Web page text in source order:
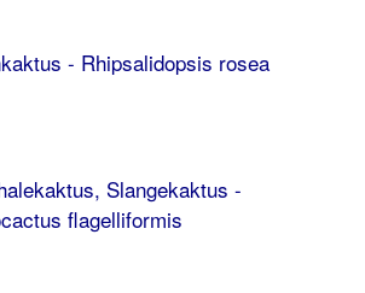
- Rhipsalidopsis rosea
Slangekaktus -
flagelliformis